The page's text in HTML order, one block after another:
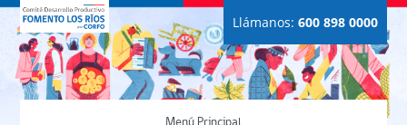
Llámanos: 600 898 0000